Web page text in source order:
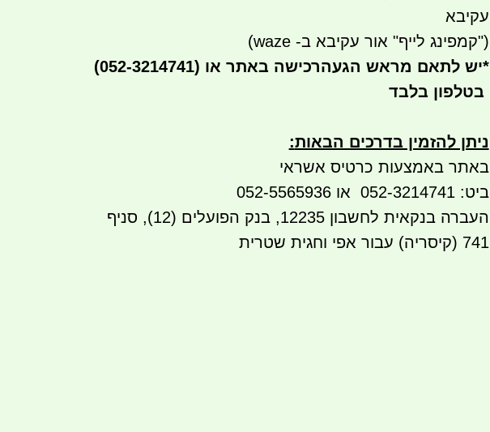
עקיבא
("קמפינג לייף" אור עקיבא ב- waze)
*יש לתאם מראש הגעה
(052-3214741) רכישה באתר או
בטלפון בלבד
ניתן להזמין בדרכים הבאות:
באתר באמצעות כרטיס אשראי
ביט: 052-3214741 או 052-5565936
העברה בנקאית לחשבון 12235, בנק הפועלים (12), סניף
741 (קיסריה) עבור אפי וחגית שטרית